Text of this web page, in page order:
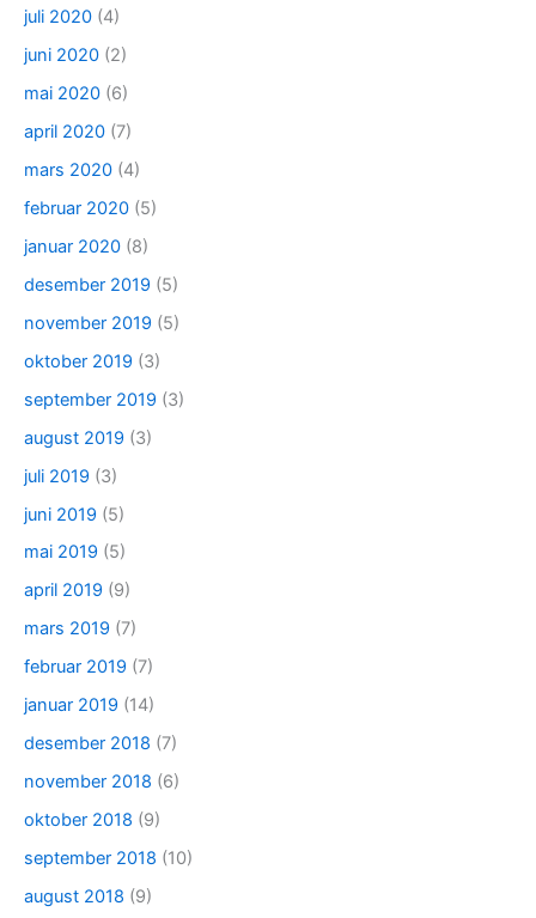
juli 2020 (4)
juni 2020 (2)
mai 2020 (6)
april 2020 (7)
mars 2020 (4)
februar 2020 (5)
januar 2020 (8)
desember 2019 (5)
november 2019 (5)
oktober 2019 (3)
september 2019 (3)
august 2019 (3)
juli 2019 (3)
juni 2019 (5)
mai 2019 (5)
april 2019 (9)
mars 2019 (7)
februar 2019 (7)
januar 2019 (14)
desember 2018 (7)
november 2018 (6)
oktober 2018 (9)
september 2018 (10)
august 2018 (9)